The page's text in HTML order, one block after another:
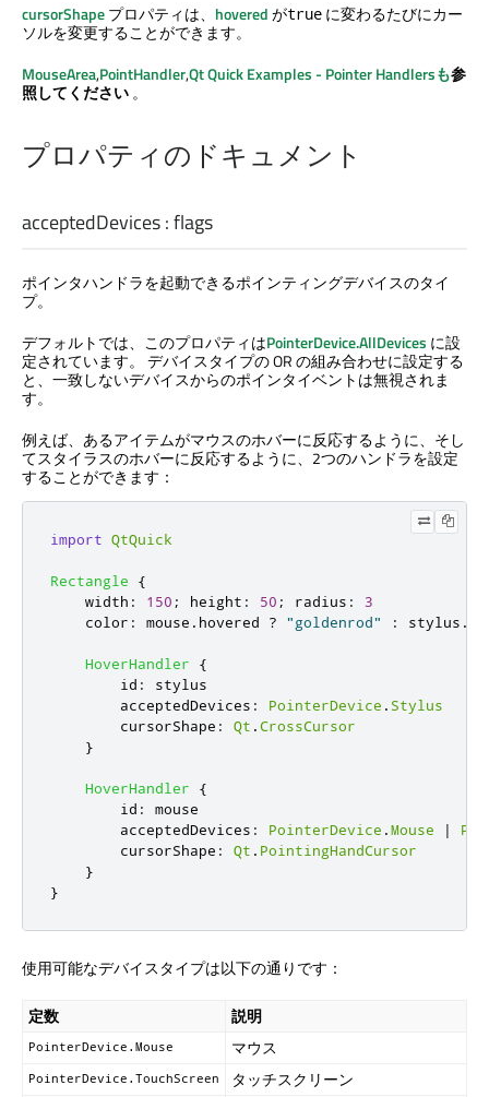
cursorShapeプロパティは、 hoveredがtrue に変わるたびにカー
ソルを変更することができます。
MouseArea,PointHandler,Qt QuickExamples - Pointer Handlersも参
照してください。
プロパティのドキュメント
acceptedDevices:flags
ポインタハンドラを起動できるポインティングデバイスのタイ
プ。
デフォルトでは、このプロパティはPointerDevice.AllDevices に設
定されています。 デバイスタイプの OR の組み合わせに設定する
と、一致しないデバイスからのポインタイベントは無視されま
す。
例えば、あるアイテムがマウスのホバーに反応するように、そし
てスタイラスのホバーに反応するように、2つのハンドラを設定
することができます：
import QtQuick
Rectangle
{
width : 150 ; height : 50 ; radius :
3
color : mouse . hovered ? "goldenrod" : stylus .
HoverHandler
{
id :
stylus
acceptedDevices : PointerDevice . Stylus
cursorShape : Qt .CrossCursor
}
HoverHandler
{
id :
mouse
acceptedDevices : PointerDevice .Mouse |
cursorShape : Qt . PointingHandCursor
}
}
使用可能なデバイスタイプは以下の通りです：
定数 説明
PointerDevice.Mouse マウス
PointerDevice.TouchScreen タッチスクリーン